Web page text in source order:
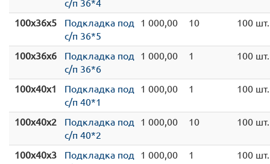
с/п 36*4
100x36x5
Подкладка под
с/п 36*5
1 000,00 10 100 шт.
100x36x6
Подкладка под
с/п 36*6
1 000,00 1 100 шт.
100x40x1
Подкладка под
с/п 40*1
1 000,00 1 100 шт.
100x40x2
Подкладка под
с/п 40*2
1 000,00 10 100 шт.
100x40x3
Подкладка под
1 000,00 1 100 шт.